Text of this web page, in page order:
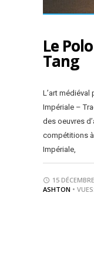
Le
Tang
L’art médiéval
Impériale –
des oeuvres
compétitions
Impériale,
15
ASHTON •